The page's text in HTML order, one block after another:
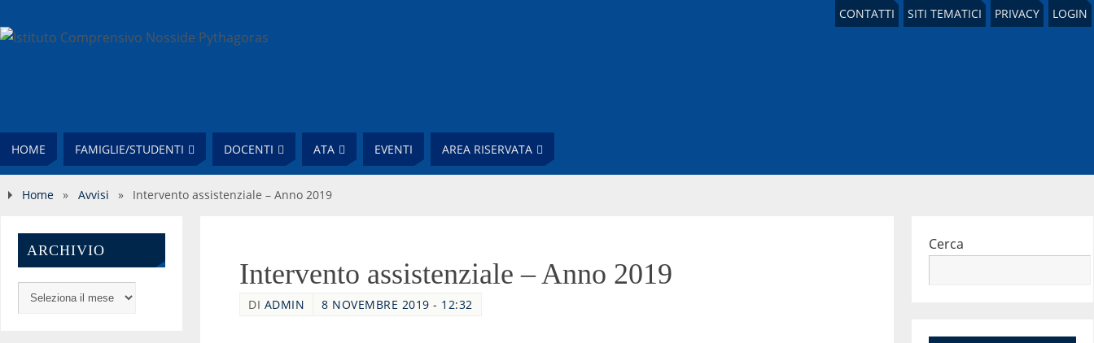
CONTATTI SITI TEMATICI PRIVACY LOGIN
HOME FAMIGLIE/STUDENTI DOCENTI ATA EVENTI AREA RISERVATA
Home » Avvisi » Intervento assistenziale – Anno 2019
Intervento assistenziale – Anno 2019
DI ADMIN 8 NOVEMBRE 2019 - 12:32
ARCHIVIO Cerca